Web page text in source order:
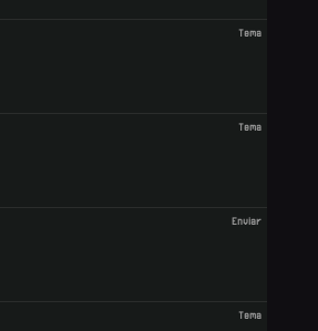
Tema
Tema
Enviar
Tema